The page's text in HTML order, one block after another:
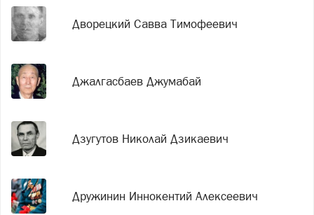
Дворецкий Савва Тимофеевич
Джалгасбаев Джумабай
Дзугутов Николай Дзикаевич
Дружинин Иннокентий Алексеевич